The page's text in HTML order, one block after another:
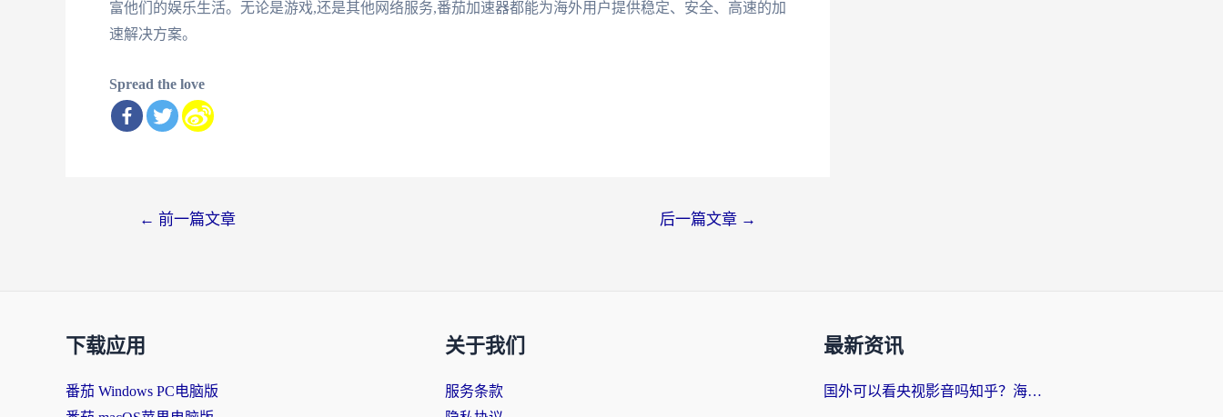
富他们的娱乐生活。无论是游戏,还是其他网络服务,番茄加速器都能为海外用户提供稳定、安全、高速的加
速解决方案。
Spread the love
← 前一篇文章 后一篇文章 →
下载应用
番茄 Windows PC电脑版
关于我们
服务条款
最新资讯
国外可以看央视影音吗知乎？海外党亲测有效的回国加速方案